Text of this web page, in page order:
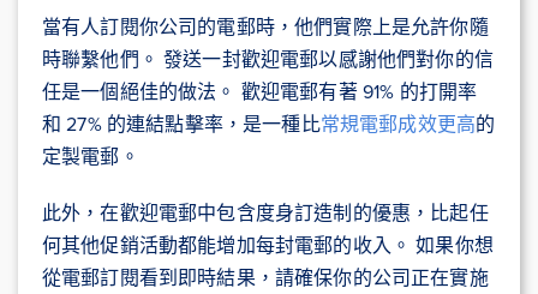
當有人訂閱你公司的電郵時，他們實際上是允許你隨
時聯繫他們。 發送一封歡迎電郵以感謝他們對你的信
任是一個絕佳的做法。 歡迎電郵有著 91% 的打開率
和 27% 的連結點擊率，是一種比常規電郵成效更高的
定製電郵。
此外，在歡迎電郵中包含度身訂造制的優惠，比起任
何其他促銷活動都能增加每封電郵的收入。 如果你想
從電郵訂閱看到即時結果，請確保你的公司正在實施